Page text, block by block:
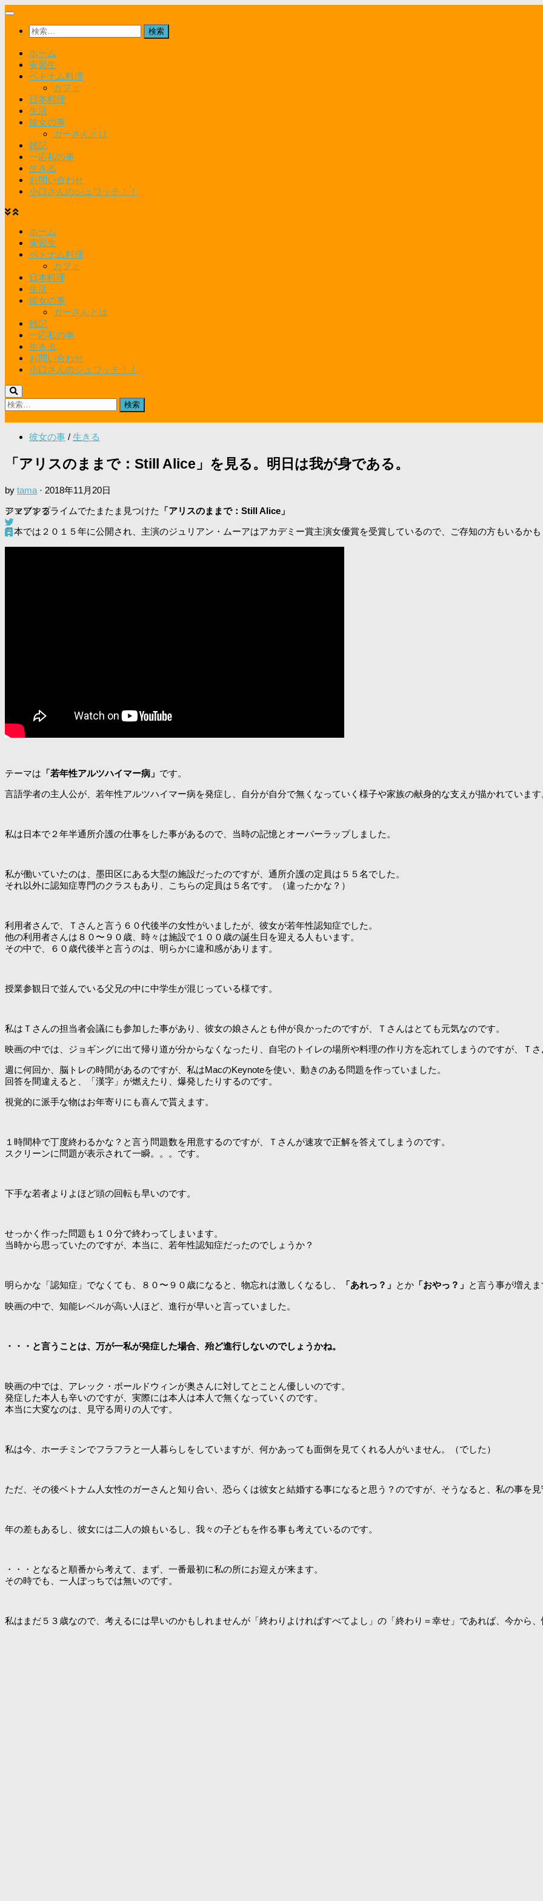
コ
検
索:
ホーム
実習生
ベトナム料理
カフェ
日本料理
生活
彼女の事
ガーさんとは
雑記
一応私の事
生きる
お問い合わせ
小口さんのシュワッチ！！
ホーム
実習生
ベトナム料理
カフェ
日本料理
生活
彼女の事
ガーさんとは
雑記
一応私の事
生きる
お問い合わせ
小口さんのシュワッチ！！
検
索:
彼女の事 / 生きる
「アリスのままで：Still Alice」を見る。明日は我が身である。
by tama · 2018年11月20日
アマゾンプライムでたまたま見つけた 「アリスのままで：Still Alice」
日本では２０１５年に公開され、主演のジュリアン・ムーアはアカデミー賞主演女優賞を受賞しているので、ご存知の方もいるか
テーマは 「若年性アルツハイマー病」 です。
言語学者の主人公が、若年性アルツハイマー病を発症し、自分が自分で無くなっていく様子や家族の献身的な支えが描かれています
私は日本で２年半通所介護の仕事をした事があるので、当時の記憶とオーバーラップしました。
私が働いていたのは、墨田区にある大型の施設だったのですが、通所介護の定員は５５名でした。
それ以外に認知症専門のクラスもあり、こちらの定員は５名です。（違ったかな？）
利用者さんで、Ｔさんと言う６０代後半の女性がいましたが、彼女が若年性認知症でした。
他の利用者さんは８０〜９０歳、時々は施設で１００歳の誕生日を迎える人もいます。
その中で、６０歳代後半と言うのは、明らかに違和感があります。
授業参観日で並んでいる父兄の中に中学生が混じっている様です。
私はＴさんの担当者会議にも参加した事があり、彼女の娘さんとも仲が良かったのですが、Ｔさんはとても元気なのです。
映画の中では、ジョギングに出て帰り道が分からなくなったり、自宅のトイレの場所や料理の作り方を忘れてしまうのですが、Ｔ
週に何回か、脳トレの時間があるのですが、私はMacのKeynoteを使い、動きのある問題を作っていました。
回答を間違えると、「漢字」が燃えたり、爆発したりするのです。
視覚的に派手な物はお年寄りにも喜んで貰えます。
１時間枠で丁度終わるかな？と言う問題数を用意するのですが、Ｔさんが速攻で正解を答えてしまうのです。
スクリーンに問題が表示されて一瞬。。。です。
下手な若者よりよほど頭の回転も早いのです。
せっかく作った問題も１０分で終わってしまいます。
当時から思っていたのですが、本当に、若年性認知症だったのでしょうか？
明らかな「認知症」でなくても、８０〜９０歳になると、物忘れは激しくなるし、 「あれっ？」 とか 「おやっ？」 と言う事が増え
映画の中で、知能レベルが高い人ほど、進行が早いと言っていました。
・・・と言うことは、万が一私が発症した場合、殆ど進行しないのでしょうかね。
映画の中では、アレック・ボールドウィンが奥さんに対してとことん優しいのです。
発症した本人も辛いのですが、実際には本人は本人で無くなっていくのです。
本当に大変なのは、見守る周りの人です。
私は今、ホーチミンでフラフラと一人暮らしをしていますが、何かあっても面倒を見てくれる人がいません。（でした）
ただ、その後ベトナム人女性のガーさんと知り合い、恐らくは彼女と結婚する事になると思う？のですが、そうなると、私の事を
年の差もあるし、彼女には二人の娘もいるし、我々の子どもを作る事も考えているのです。
・・・となると順番から考えて、まず、一番最初に私の所にお迎えが来ます。
その時でも、一人ぽっちでは無いのです。
私はまだ５３歳なので、考えるには早いのかもしれませんが「終わりよければすべてよし」の「終わり＝幸せ」であれば、今から
シェアする